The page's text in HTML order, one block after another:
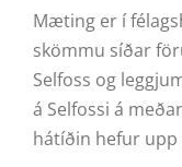
Mæting er í
skömmu síðar
Selfoss og
á Selfossi á
hátíðin hefur upp